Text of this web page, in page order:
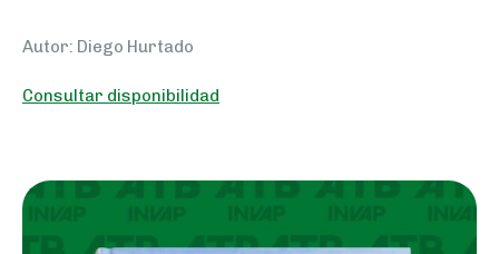
Autor: Diego Hurtado
Consultar disponibilidad